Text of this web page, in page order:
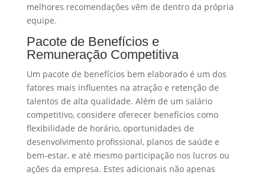
melhores recomendações vêm de dentro da própria
equipe.
Pacote de Benefícios e
Remuneração Competitiva
Um pacote de benefícios bem elaborado é um dos
fatores mais influentes na atração e retenção de
talentos de alta qualidade. Além de um salário
competitivo, considere oferecer benefícios como
flexibilidade de horário, oportunidades de
desenvolvimento profissional, planos de saúde e
bem-estar, e até mesmo participação nos lucros ou
ações da empresa. Estes adicionais não apenas